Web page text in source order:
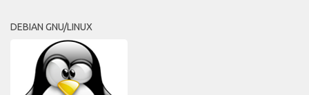
DEBIAN GNU/LINUX